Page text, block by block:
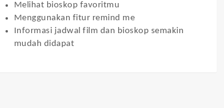
Melihat bioskop favoritmu
Menggunakan fitur remind me
Informasi jadwal film dan bioskop semakin
mudah didapat